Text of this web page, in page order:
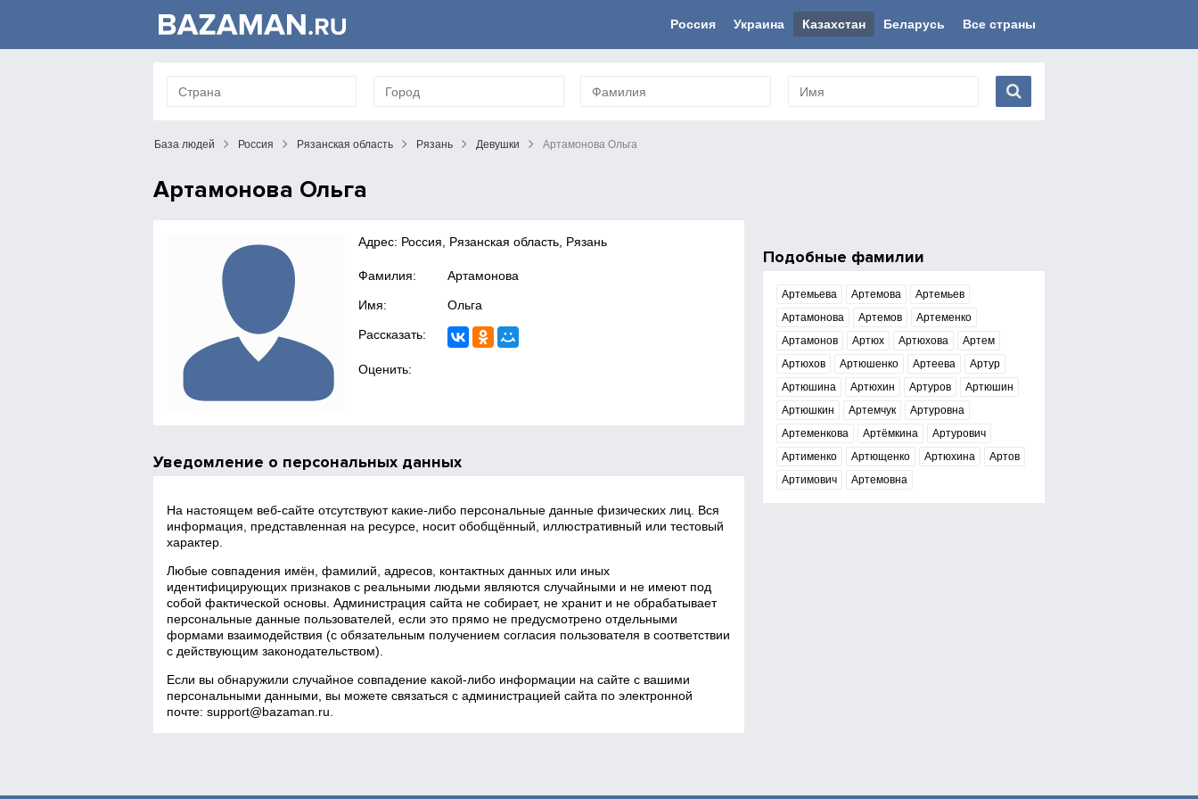
Россия Украина Казахстан Беларусь Все страны
База людей Россия Рязанская область Рязань Девушки Артамонова Ольга
Артамонова Ольга
Адрес: Россия, Рязанская область, Рязань
Фамилия: Артамонова
Имя: Ольга
Рассказать:
Оценить:
Уведомление о персональных данных
На настоящем веб‑сайте отсутствуют какие‑либо персональные данные физических лиц. Вся
информация, представленная на ресурсе, носит обобщённый, иллюстративный или тестовый
характер.
Любые совпадения имён, фамилий, адресов, контактных данных или иных
идентифицирующих признаков с реальными людьми являются случайными и не имеют под
собой фактической основы. Администрация сайта не собирает, не хранит и не обрабатывает
персональные данные пользователей, если это прямо не предусмотрено отдельными
формами взаимодействия (с обязательным получением согласия пользователя в соответствии
с действующим законодательством).
Если вы обнаружили случайное совпадение какой‑либо информации на сайте с вашими
персональными данными, вы можете связаться с администрацией сайта по электронной
почте:support@bazaman.ru
Подобные фамилии
Артемьева Артемова
Артемьев
Артамонова
Артемов
Артеменко
Артамонов
Артюх Артюхова
Артем
Артюхов
Артюшенко Артеева
Артур
Артюшина
Артюхин Артуров
Артюшин
Артюшкин
Артемчук
Артуровна
Артеменкова
Артёмкина
Артурович
Артименко
Артющенко Артюхина
Артов
Артимович
Артемовна